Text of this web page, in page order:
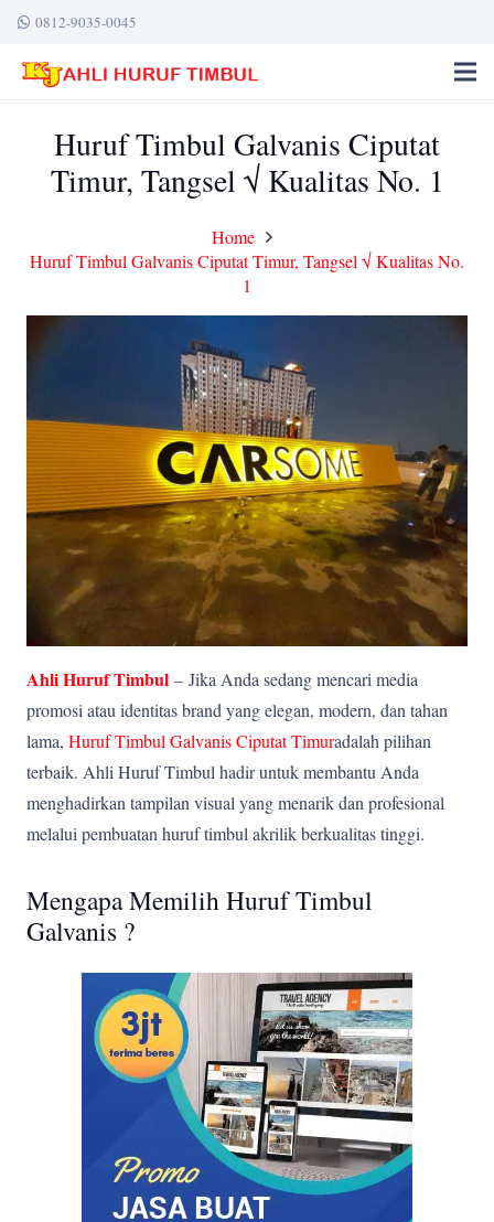
0812-9035-0045
Huruf Timbul Galvanis Ciputat
Timur, Tangsel √ Kualitas No. 1
Home
Huruf Timbul Galvanis Ciputat Timur, Tangsel √ Kualitas No.
1
Ahli Huruf Timbul – Jika Anda sedang mencari media
promosi atau identitas brand yang elegan, modern, dan tahan
lama, Huruf Timbul Galvanis Ciputat Timuradalah pilihan
terbaik. Ahli Huruf Timbul hadir untuk membantu Anda
menghadirkan tampilan visual yang menarik dan profesional
melalui pembuatan huruf timbul akrilik berkualitas tinggi.
Mengapa Memilih Huruf Timbul
Galvanis ?